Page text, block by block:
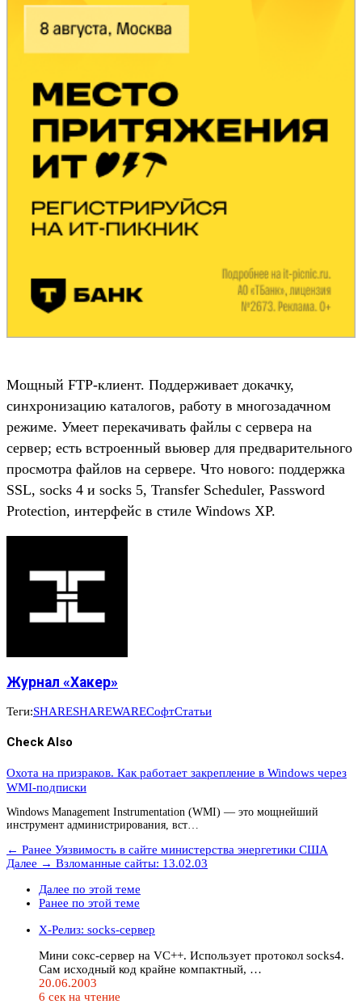
Мощный FTP-клиент. Поддерживает докачку,
синхронизацию каталогов, работу в многозадачном
режиме. Умеет перекачивать файлы с сервера на
сервер; есть встроенный вьювер для предварительного
просмотра файлов на сервере. Что нового: поддержка
SSL, socks 4 и socks 5, Transfer Scheduler, Password
Protection, интерфейс в стиле Windows XP.
Журнал «Хакер»
Теги:SHARESHAREWAREСофтСтатьи
Check Also
Охота на призраков. Как работает закрепление в Windows через
WMI-подписки
Windows Management Instrumentation (WMI) — это мощнейший
инструмент администрирования, вст…
← Ранее Уязвимость в сайте министерства энергетики США
Далее → Взломанные сайты: 13.02.03
Далее по этой теме
Ранее по этой теме
Х-Релиз: socks-сервер
Мини сокс-сервер на VC++. Использует протокол socks4.
Сам исходный код крайне компактный, …
20.06.2003
6 сек на чтение